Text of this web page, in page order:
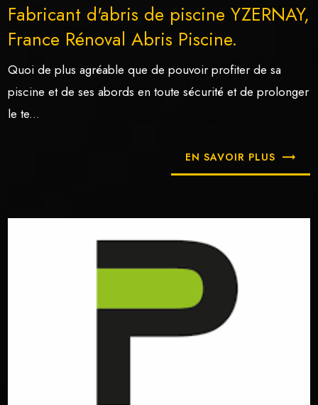
Fabricant d'abris de piscine YZERNAY,
France Rénoval Abris Piscine.
Quoi de plus agréable que de pouvoir profiter de sa
piscine et de ses abords en toute sécurité et de prolonger
le te...
EN SAVOIR PLUS